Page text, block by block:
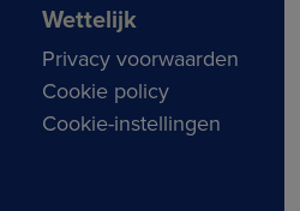
Wettelijk
Privacy voorwaarden
Cookie policy
Cookie-instellingen